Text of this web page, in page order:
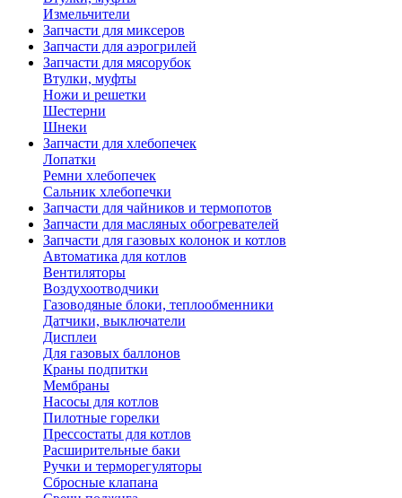
Измельчители
Запчасти для миксеров
Запчасти для аэрогрилей
Запчасти для мясорубок
Втулки, муфты
Ножи и решетки
Шестерни
Шнеки
Запчасти для хлебопечек
Лопатки
Ремни хлебопечек
Сальник хлебопечки
Запчасти для чайников и термопотов
Запчасти для масляных обогревателей
Запчасти для газовых колонок и котлов
Автоматика для котлов
Вентиляторы
Воздухоотводчики
Газоводяные блоки, теплообменники
Датчики, выключатели
Дисплеи
Для газовых баллонов
Краны подпитки
Мембраны
Насосы для котлов
Пилотные горелки
Прессостаты для котлов
Расширительные баки
Ручки и терморегуляторы
Сбросные клапана